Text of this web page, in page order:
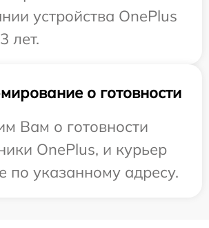
устройства OnePlus
лет.
о готовности
Вам о готовности
OnePlus, и курьер
по указанному адресу.